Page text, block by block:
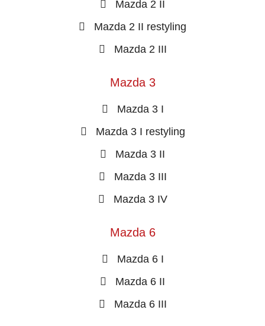
Mazda 2 II
Mazda 2 II restyling
Mazda 2 III
Mazda 3
Mazda 3 I
Mazda 3 I restyling
Mazda 3 II
Mazda 3 III
Mazda 3 IV
Mazda 6
Mazda 6 I
Mazda 6 II
Mazda 6 III